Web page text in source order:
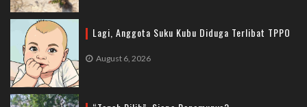
Lagi, Anggota Suku Kubu Diduga Terlibat TPPO
August 6, 2026